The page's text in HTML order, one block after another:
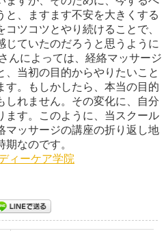
と、ますます不安を大きくする
ツコツとやり続けることで、
じていたのだろうと思うように
んによっては、経絡マッサージ
、当初の目的からやりたいこと
す。もしかしたら、本当の目的
しれません。その変化に、自分
ます。このように、当スクール
マッサージの講座の折り返し地
なのです。
ィーケア学院